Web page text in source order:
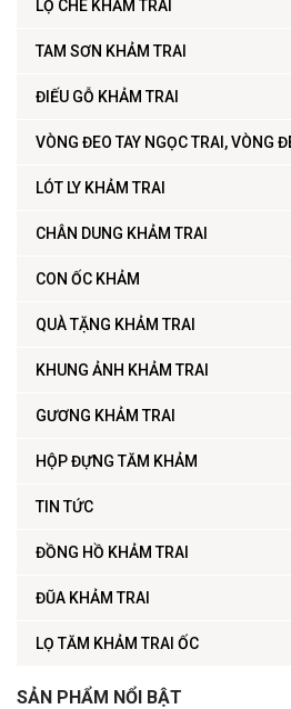
LỌ CHÈ KHẢM TRAI
TAM SƠN KHẢM TRAI
ĐIẾU GỖ KHẢM TRAI
VÒNG ĐEO TAY NGỌC TRAI, VÒNG
LÓT LY KHẢM TRAI
CHÂN DUNG KHẢM TRAI
CON ỐC KHẢM
QUÀ TẶNG KHẢM TRAI
KHUNG ẢNH KHẢM TRAI
GƯƠNG KHẢM TRAI
HỘP ĐỰNG TĂM KHẢM
TIN TỨC
ĐỒNG HỒ KHẢM TRAI
ĐŨA KHẢM TRAI
LỌ TĂM KHẢM TRAI ỐC
SẢN PHẨM NỔI BẬT